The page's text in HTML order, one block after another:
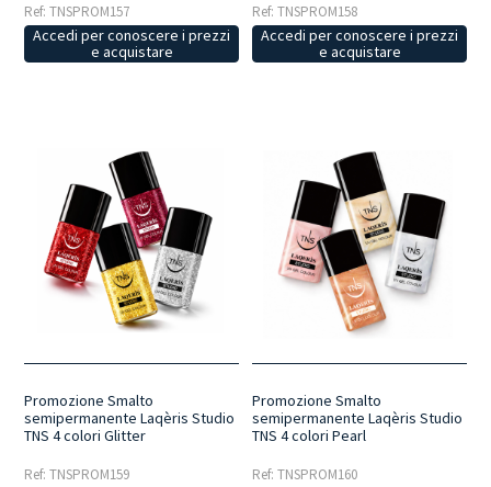
Ref: TNSPROM157
Accedi per conoscere i prezzi
e acquistare
Ref: TNSPROM158
Accedi per conoscere i prezzi
e acquistare
Promozione Smalto
semipermanente Laqèris Studio
TNS 4 colori Glitter
Ref: TNSPROM159
Promozione Smalto
semipermanente Laqèris Studio
TNS 4 colori Pearl
Ref: TNSPROM160